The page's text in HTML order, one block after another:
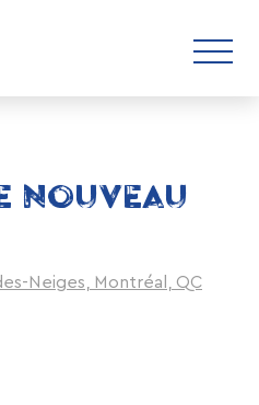
NOUVEAU
Neiges, Montréal, QC